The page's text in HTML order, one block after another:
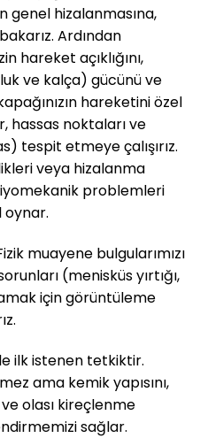
genel hizalanmasına,
Ardından
hareket açıklığını,
ve kalça) gücünü ve
hareketini özel
hassas noktaları ve
tespit etmeye çalışırız.
veya hizalanma
problemleri
oynar.
muayene bulgularımızı
(menisküs yırtığı,
için görüntüleme
ilk istenen tetkiktir.
ama kemik yapısını,
olası kireçlenme
sağlar.